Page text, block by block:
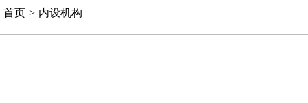
首页 > 内设机构